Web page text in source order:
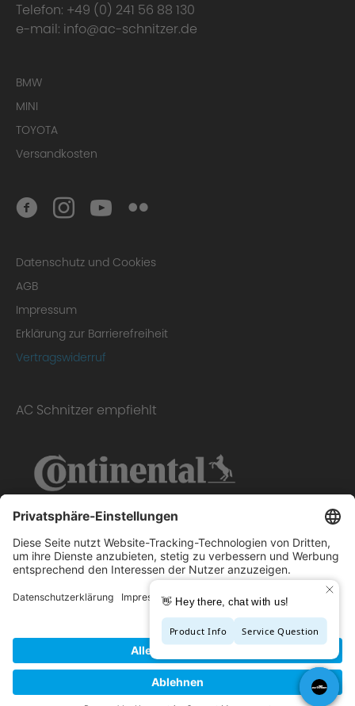
Telefon: +49 (0) 241 56 88 130
e-mail: info@ac-schnitzer.de
BMW
MINI
TOYOTA
Versandkosten
Datenschutz und Cookies
AGB
Impressum
Erklärung zur Barrierefreiheit
Vertragswiderruf
AC Schnitzer empfiehlt